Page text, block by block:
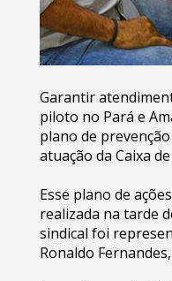
Garantir
piloto no Pará e
plano de
atuação da Caixa
Esse plano de
realizada na tarde
sindical foi
Ronaldo